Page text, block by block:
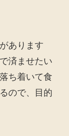
あります
済ませたい
ち着いて食
ので、目的